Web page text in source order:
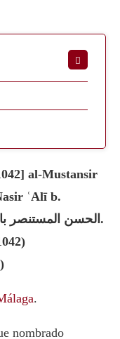
al-Mustansir
ʿAlī b.
Ḥammūd al-Fatimí. En árabe الحسن المستنصر بالله.
.
nombrado